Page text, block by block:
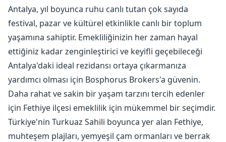
Antalya, yıl boyunca ruhu canlı tutan çok sayıda
festival, pazar ve kültürel etkinlikle canlı bir toplum
yaşamına sahiptir. Emekliliğinizin her zaman hayal
ettiğiniz kadar zenginleştirici ve keyifli geçebileceği
Antalya'daki ideal rezidansı ortaya çıkarmanıza
yardımcı olması için Bosphorus Brokers'a güvenin.
Daha rahat ve sakin bir yaşam tarzını tercih edenler
için Fethiye ilçesi emeklilik için mükemmel bir seçimdir.
Türkiye'nin Turkuaz Sahili boyunca yer alan Fethiye,
muhteşem plajları, yemyeşil çam ormanları ve berrak